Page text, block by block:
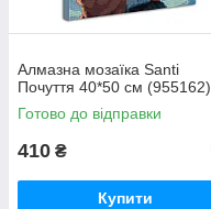
Алмазна мозаїка Santi
Почуття 40*50 см (955162)
Готово до відправки
410 ₴
Купити